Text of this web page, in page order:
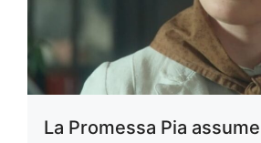
La Promessa Pia